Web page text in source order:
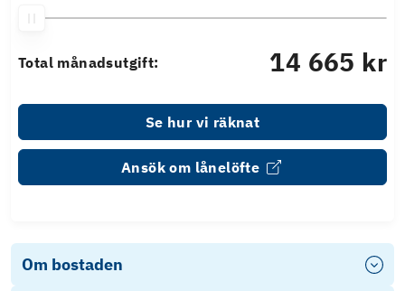
Total månadsutgift: 14 665 kr
Se hur vi räknat
Ansök om lånelöfte
Om bostaden